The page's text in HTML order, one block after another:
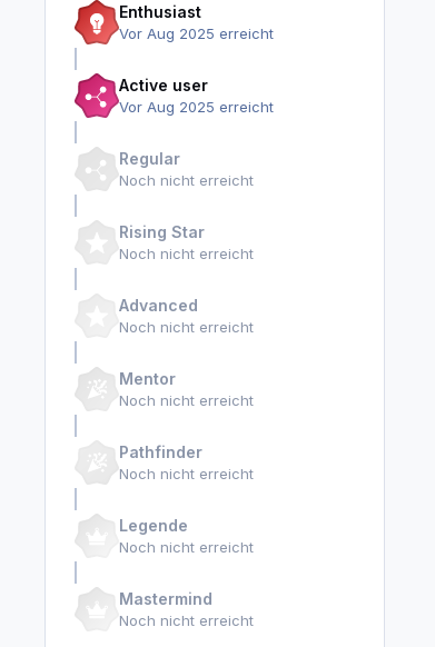
Enthusiast
Vor Aug 2025 erreicht
Active user
Vor Aug 2025 erreicht
Regular
Noch nicht erreicht
Rising Star
Noch nicht erreicht
Advanced
Noch nicht erreicht
Mentor
Noch nicht erreicht
Pathfinder
Noch nicht erreicht
Legende
Noch nicht erreicht
Mastermind
Noch nicht erreicht